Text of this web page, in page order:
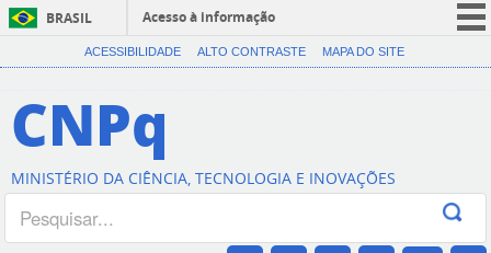
BRASIL
Acesso à informação
CORONAVÍRUS (COVID-19)
Canais
ACESSIBILIDADE ALTO CONTRASTE MAPA DO SITE
CNPq
MINISTÉRIO DA CIÊNCIA, TECNOLOGIA E INOVAÇÕES